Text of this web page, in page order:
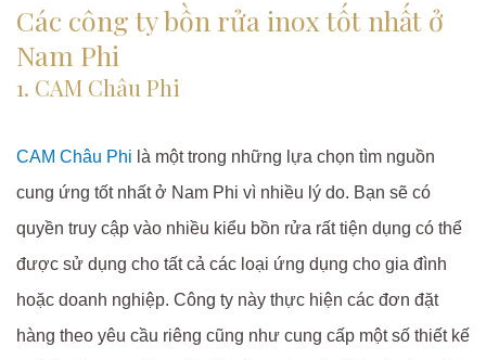
Các công ty bồn rửa inox tốt nhất ở
Nam Phi
1. CAM Châu Phi
CAM Châu Phi là một trong những lựa chọn tìm nguồn
cung ứng tốt nhất ở Nam Phi vì nhiều lý do. Bạn sẽ có
quyền truy cập vào nhiều kiểu bồn rửa rất tiện dụng có thể
được sử dụng cho tất cả các loại ứng dụng cho gia đình
hoặc doanh nghiệp. Công ty này thực hiện các đơn đặt
hàng theo yêu cầu riêng cũng như cung cấp một số thiết kế